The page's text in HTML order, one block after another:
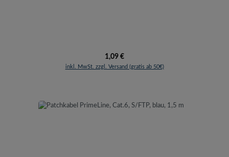
Regulärer Preis:
1,09 €
inkl. MwSt. zzgl. Versand (gratis ab 50€)